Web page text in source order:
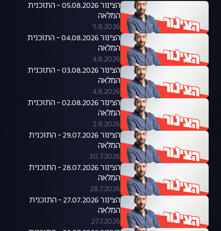
הצינור 05.08.2026 - התוכנית
המלאה
5.8.2026
הצינור 04.08.2026 - התוכנית
המלאה
4.8.2026
הצינור 03.08.2026 - התוכנית
המלאה
4.8.2026
הצינור 02.08.2026 - התוכנית
המלאה
2.8.2026
הצינור 29.07.2026 - התוכנית
המלאה
30.7.2026
הצינור 28.07.2026 - התוכנית
המלאה
28.7.2026
הצינור 27.07.2026 - התוכנית
המלאה
27.7.2026